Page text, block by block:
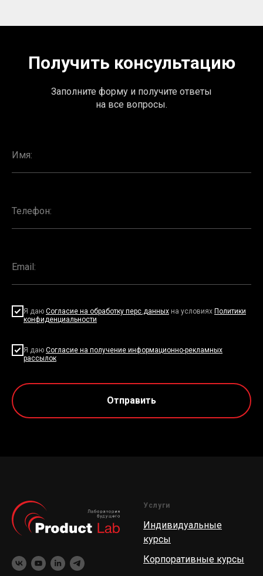
Получить консультацию
Заполните форму и получите ответы
на все вопросы.
Я даю Согласие на обработку перс.данных на условиях Политики
конфиденциальности
Я даю Согласие на получение информационно-рекламных
рассылок
Отправить
Услуги
Индивидуальные
курсы
Корпоративные курсы